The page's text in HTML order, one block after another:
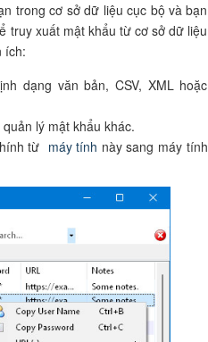
trong cơ sở dữ liệu cục bộ và bạn
truy xuất mật khẩu từ cơ sở dữ liệu
ích:
dạng văn bản, CSV, XML hoặc
lý mật khẩu khác.
từ máy tính này sang máy tính